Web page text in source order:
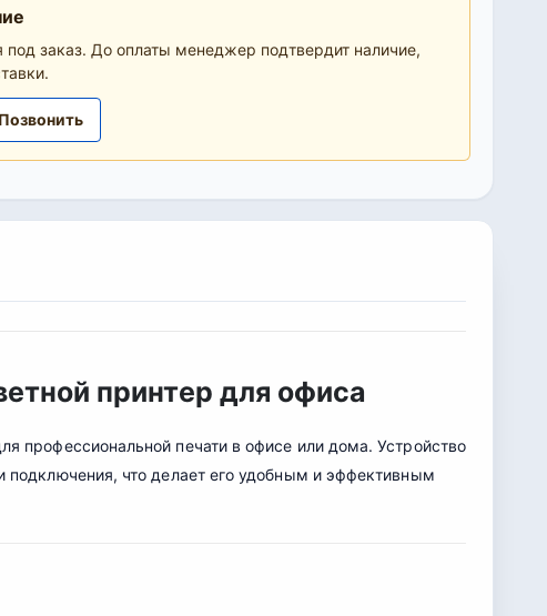
под заказ. До оплаты менеджер подтвердит наличие,
Позвонить
принтер для офиса
профессиональной печати в офисе или дома. Устройство
что делает его удобным и эффективным